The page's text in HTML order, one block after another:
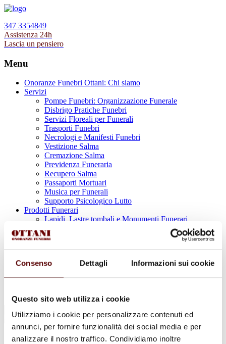
Consenso Dettagli Informazioni sui cookie
Questo sito web utilizza i cookie
Utilizziamo i cookie per personalizzare contenuti ed
annunci, per fornire funzionalità dei social media e per
analizzare il nostro traffico. Condividiamo inoltre
347 3354849
Assistenza 24h
Lascia un pensiero
Menu
Onoranze Funebri Ottani: Chi siamo
Servizi
Pompe Funebri: Organizzazione Funerale
Disbrigo Pratiche Funebri
Servizi Floreali per Funerali
Trasporti Funebri
Necrologi e Manifesti Funebri
Vestizione Salma
Cremazione Salma
Previdenza Funeraria
Recupero Salma
Passaporti Mortuari
Musica per Funerali
Supporto Psicologico Lutto
Prodotti Funerari
Lapidi, Lastre tombali e Monumenti Funerari
Urne Cinerarie
Allestimento Funebre
Necrologi
per: